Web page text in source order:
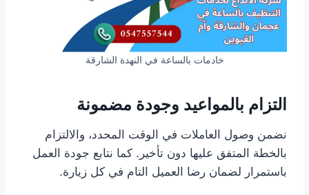
خادمات بالساعة في النهدة الشارقة
التزام بالمواعيد وجودة مضمونة
نضمن وصول العاملات في الوقت المحدد، والالتزام
بالخطة المتفق عليها دون تأخير. كما نتابع جودة العمل
باستمرار لضمان رضا العميل التام في كل زيارة.